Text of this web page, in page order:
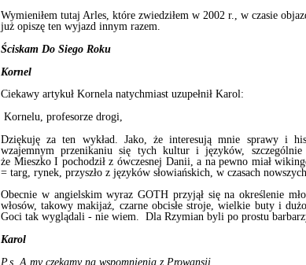
Wymieniłem tutaj Arles, które zwiedziłem w 2002 r., w czasie
już opiszę ten wyjazd innym razem.
Ściskam Do Siego Roku
Kornel
Ciekawy artykuł Kornela natychmiast uzupełnił Karol:
Kornelu, profesorze drogi,
Dziękuję za ten wykład. Jako, że interesują mnie sprawy i
wzajemnym przenikaniu się tych kultur i języków,
że Mieszko I pochodził z ówczesnej Danii, a na pewno miał
= targ, rynek, przyszło z języków słowiańskich, w czasach
Obecnie w angielskim wyraz GOTH przyjął się na określenie
włosów, takowy makijaż, czarne obcisłe stroje, wielkie buty i
Goci tak wyglądali - nie wiem. Dla Rzymian byli po prostu
Karol
P.s. A my czekamy na wspomnienia z Prowansji